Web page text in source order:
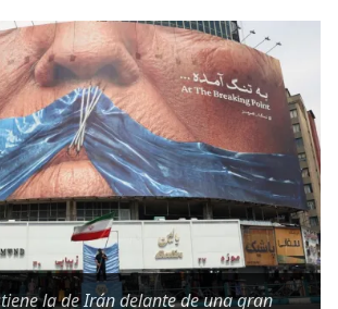
la de Irán delante de una gran